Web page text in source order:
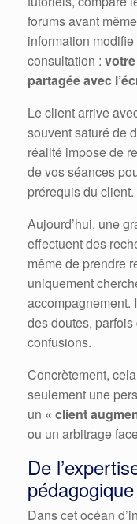
forums avant
information
consultation :
partagée avec
Le client arrive
souvent saturé de
réalité impose de
de vos séances
prérequis du client.
Aujourd’hui, une
effectuent des
même de prendre
uniquement
accompagnement.
des doutes,
confusions.
Concrètement,
seulement une
un « client
ou un arbitrage
De
pédagogique
Dans cet océan